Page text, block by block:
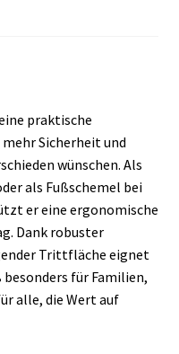
praktische
Sicherheit und
wünschen. Als
als Fußschemel bei
er eine ergonomische
Dank robuster
Trittfläche eignet
für Familien,
alle, die Wert auf